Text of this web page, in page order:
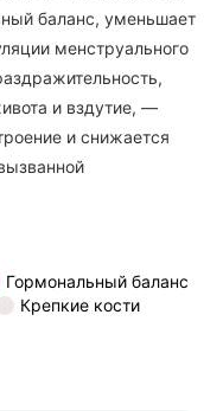
баланс, уменьшает
менструального
и вздутие, —
и снижается
Гормональный баланс
Крепкие кости